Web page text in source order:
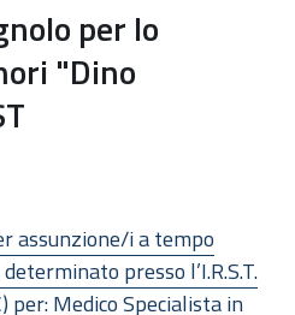
per lo
"Dino
assunzione/i a tempo
presso l’I.R.S.T.
per: Medico Specialista in